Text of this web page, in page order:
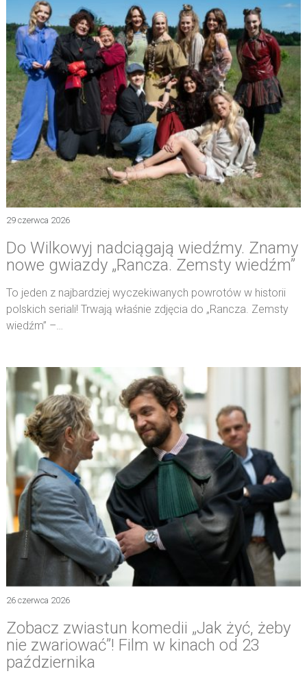
29 czerwca 2026
Do Wilkowyj nadciągają wiedźmy. Znamy
nowe gwiazdy „Rancza. Zemsty wiedźm”
To jeden z najbardziej wyczekiwanych powrotów w historii
polskich seriali! Trwają właśnie zdjęcia do „Rancza. Zemsty
wiedźm” –…
26 czerwca 2026
Zobacz zwiastun komedii „Jak żyć, żeby
nie zwariować”! Film w kinach od 23
października